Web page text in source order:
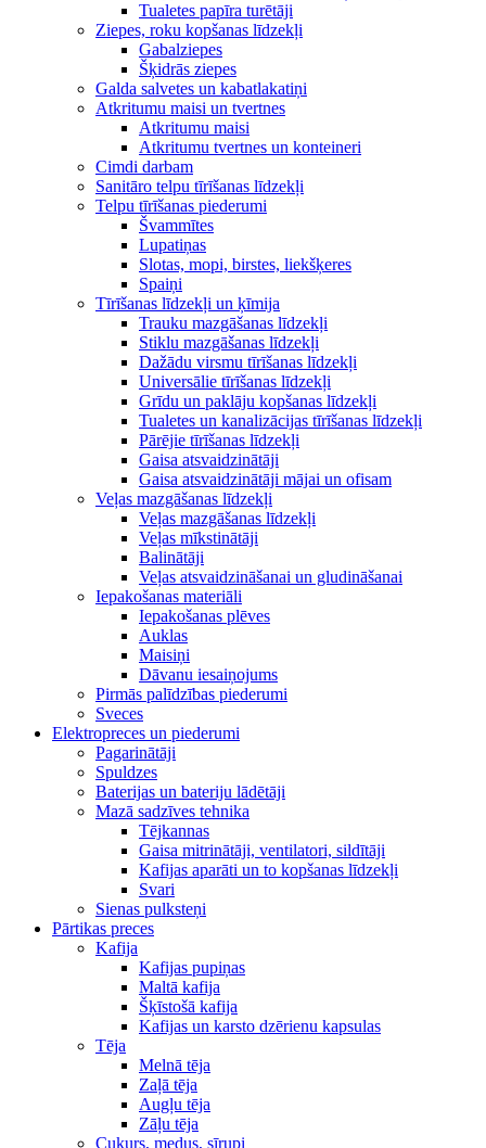
Tualetes papīra turētāji
Ziepes, roku kopšanas līdzekļi
Gabalziepes
Šķidrās ziepes
Galda salvetes un kabatlakatiņi
Atkritumu maisi un tvertnes
Atkritumu maisi
Atkritumu tvertnes un konteineri
Cimdi darbam
Sanitāro telpu tīrīšanas līdzekļi
Telpu tīrīšanas piederumi
Švammītes
Lupatiņas
Slotas, mopi, birstes, liekšķeres
Spaiņi
Tīrīšanas līdzekļi un ķīmija
Trauku mazgāšanas līdzekļi
Stiklu mazgāšanas līdzekļi
Dažādu virsmu tīrīšanas līdzekļi
Universālie tīrīšanas līdzekļi
Grīdu un paklāju kopšanas līdzekļi
Tualetes un kanalizācijas tīrīšanas līdzekļi
Pārējie tīrīšanas līdzekļi
Gaisa atsvaidzinātāji
Gaisa atsvaidzinātāji mājai un ofisam
Veļas mazgāšanas līdzekļi
Veļas mazgāšanas līdzekļi
Veļas mīkstinātāji
Balinātāji
Veļas atsvaidzināšanai un gludināšanai
Iepakošanas materiāli
Iepakošanas plēves
Auklas
Maisiņi
Dāvanu iesaiņojums
Pirmās palīdzības piederumi
Sveces
Elektropreces un piederumi
Pagarinātāji
Spuldzes
Baterijas un bateriju lādētāji
Mazā sadzīves tehnika
Tējkannas
Gaisa mitrinātāji, ventilatori, sildītāji
Kafijas aparāti un to kopšanas līdzekļi
Svari
Sienas pulksteņi
Pārtikas preces
Kafija
Kafijas pupiņas
Maltā kafija
Šķīstošā kafija
Kafijas un karsto dzērienu kapsulas
Tēja
Melnā tēja
Zaļā tēja
Augļu tēja
Zāļu tēja
Cukurs, medus, sīrupi